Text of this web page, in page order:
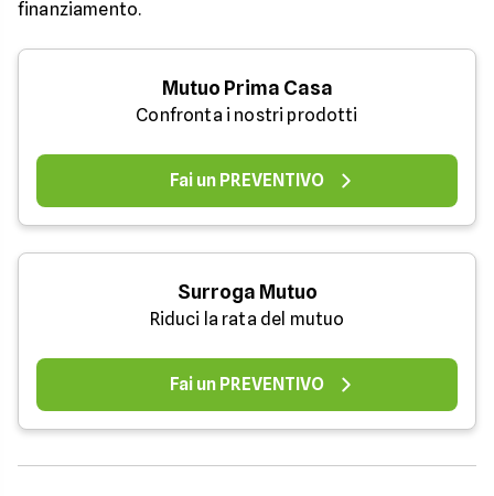
finanziamento.
Mutuo Prima Casa
Confronta i nostri prodotti
Fai un PREVENTIVO
Surroga Mutuo
Riduci la rata del mutuo
Fai un PREVENTIVO